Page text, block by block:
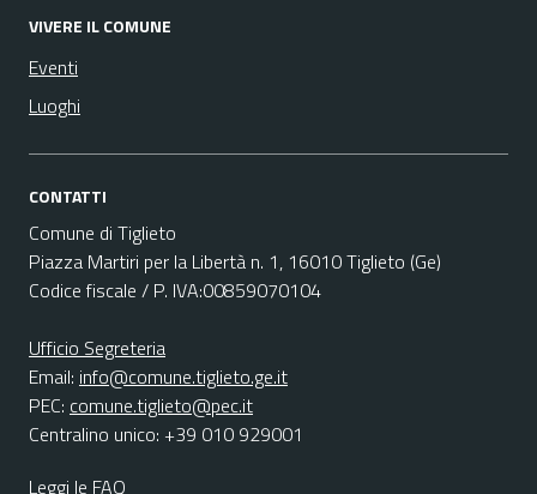
VIVERE IL COMUNE
Eventi
Luoghi
CONTATTI
Comune di Tiglieto
Piazza Martiri per la Libertà n. 1, 16010 Tiglieto (Ge)
Codice fiscale / P. IVA:00859070104
Ufficio Segreteria
Email: info@comune.tiglieto.ge.it
PEC: comune.tiglieto@pec.it
Centralino unico: +39 010 929001
Leggi le FAQ